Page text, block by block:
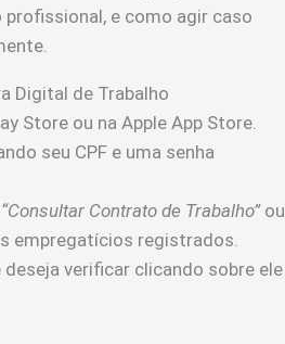
e como agir caso
Digital de Trabalho
Store ou na Apple App Store.
seu CPF e uma senha
“Consultar Contrato de Trabalho”ou
empregatícios registrados.
verificar clicando sobre ele